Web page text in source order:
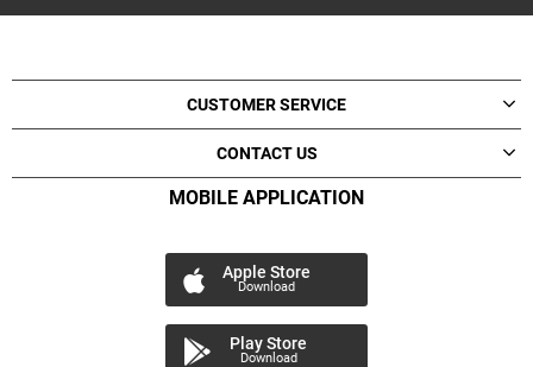
CUSTOMER SERVICE
CONTACT US
MOBILE APPLICATION
Apple Store
Download
Play Store
Download